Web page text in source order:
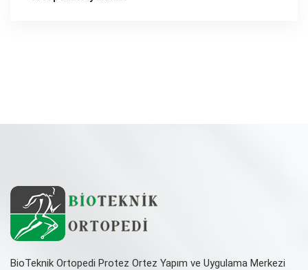
BioTeknik Ortopedi Protez Ortez Yapım ve Uygulama Merkezi